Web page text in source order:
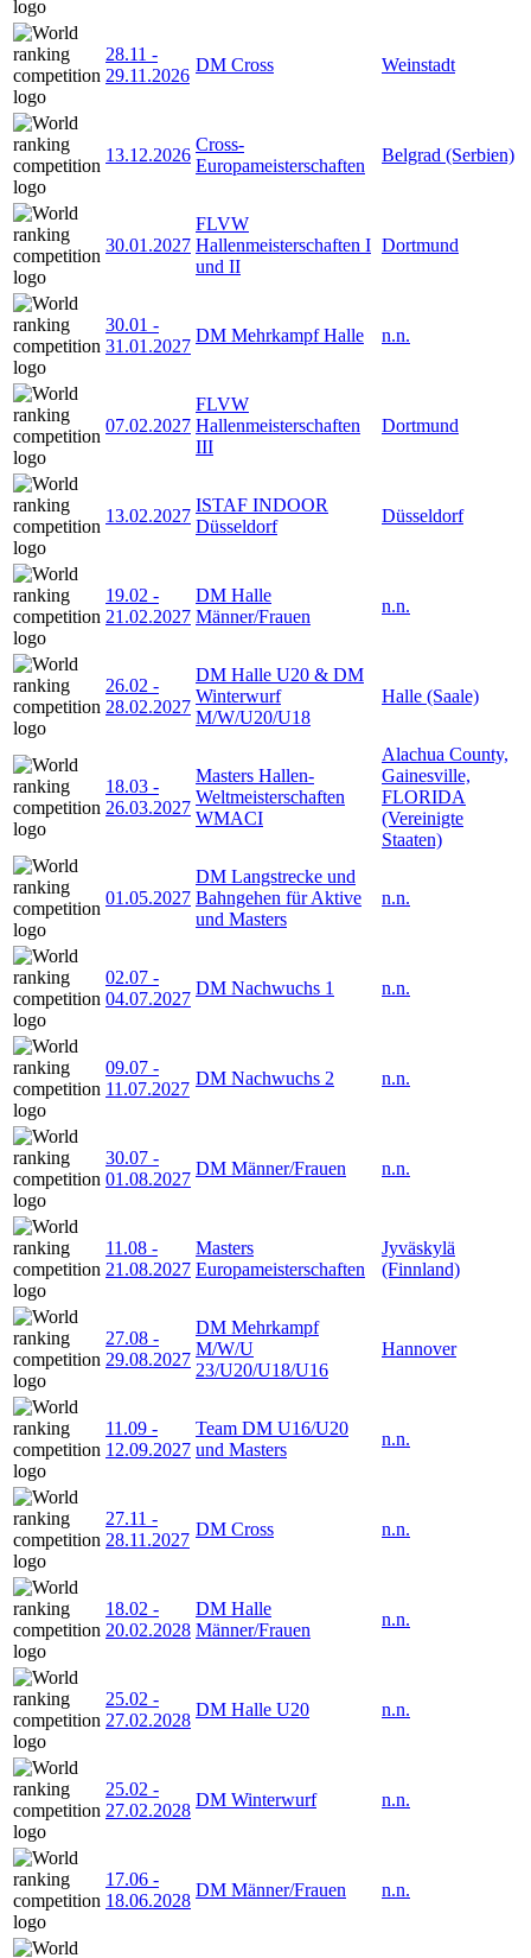
28.11 -
29.11.2026
DM Cross Weinstadt
13.12.2026
Cross-
Europameisterschaften
Belgrad (Serbien)
30.01.2027
FLVW
Hallenmeisterschaften I
und II
Dortmund
30.01 -
31.01.2027
DM Mehrkampf Halle n.n.
07.02.2027
FLVW
Hallenmeisterschaften
III
Dortmund
13.02.2027
ISTAF INDOOR
Düsseldorf
Düsseldorf
19.02 -
21.02.2027
DM Halle
Männer/Frauen
n.n.
26.02 -
28.02.2027
DM Halle U20 & DM
Winterwurf
M/W/U20/U18
Halle (Saale)
18.03 -
26.03.2027
Masters Hallen-
Weltmeisterschaften
WMACI
Alachua County,
Gainesville,
FLORIDA
(Vereinigte
Staaten)
01.05.2027
DM Langstrecke und
Bahngehen für Aktive
und Masters
n.n.
02.07 -
04.07.2027
DM Nachwuchs 1 n.n.
09.07 -
11.07.2027
DM Nachwuchs 2 n.n.
30.07 -
01.08.2027
DM Männer/Frauen n.n.
11.08 -
21.08.2027
Masters
Europameisterschaften
Jyväskylä
(Finnland)
27.08 -
29.08.2027
DM Mehrkampf
M/W/U
23/U20/U18/U16
Hannover
11.09 -
12.09.2027
Team DM U16/U20
und Masters
n.n.
27.11 -
28.11.2027
DM Cross n.n.
18.02 -
20.02.2028
DM Halle
Männer/Frauen
n.n.
25.02 -
27.02.2028
DM Halle U20 n.n.
25.02 -
27.02.2028
DM Winterwurf n.n.
17.06 -
18.06.2028
DM Männer/Frauen n.n.